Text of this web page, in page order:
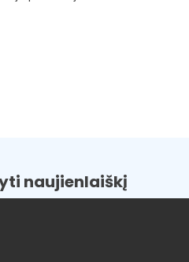
naujienlaiškį